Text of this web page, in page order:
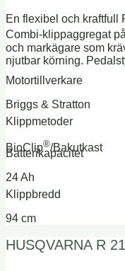
En flexibel och kraftfull
Combi-klippaggregat
och markägare som
njutbar körning.
Motortillverkare
Briggs & Stratton
Klippmetoder
BioClip®/Bakutkast
Batterikapacitet
24 Ah
Klippbredd
94 cm
HUSQVARNA R